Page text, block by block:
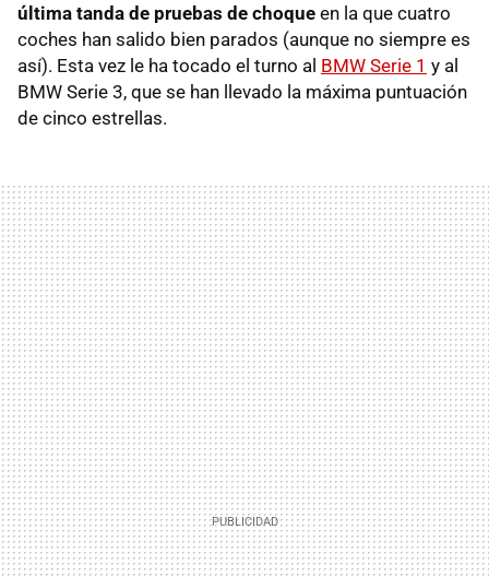
última tanda de pruebas de choque en la que cuatro
coches han salido bien parados (aunque no siempre es
así). Esta vez le ha tocado el turno al BMW Serie 1 y al
BMW Serie 3, que se han llevado la máxima puntuación
de cinco estrellas.